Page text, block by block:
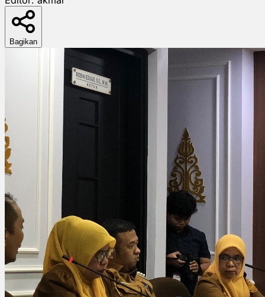
Bagikan